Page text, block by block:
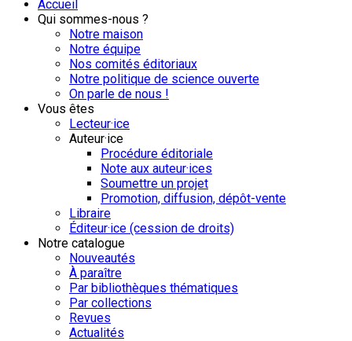
Accueil
Qui sommes-nous ?
Notre maison
Notre équipe
Nos comités éditoriaux
Notre politique de science ouverte
On parle de nous !
Vous êtes
Lecteur·ice
Auteur·ice
Procédure éditoriale
Note aux auteur·ices
Soumettre un projet
Promotion, diffusion, dépôt-vente
Libraire
Éditeur·ice (cession de droits)
Notre catalogue
Nouveautés
À paraître
Par bibliothèques thématiques
Par collections
Revues
Actualités